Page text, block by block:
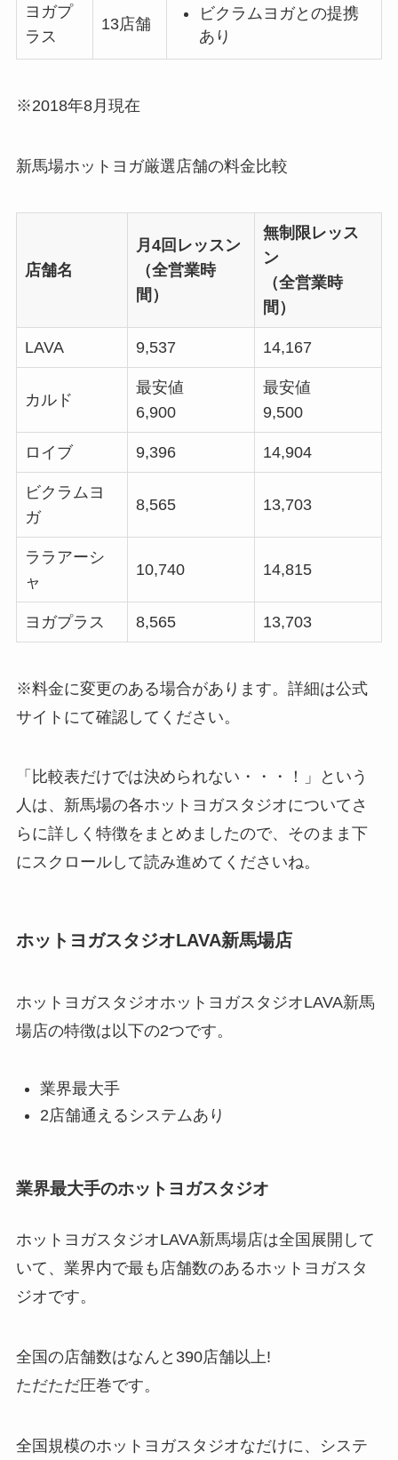
ヨガプ
ラス
13店舗
ビクラムヨガとの提携
あり
※2018年8月現在
新馬場ホットヨガ厳選店舗の料金比較
店舗名
月4回レッスン
（全営業時
間）
無制限レッス
ン
（全営業時
間）
LAVA 9,537 14,167
カルド
最安値
6,900
最安値
9,500
ロイブ 9,396 14,904
ビクラムヨ
ガ
8,565 13,703
ララアーシ
ャ
10,740 14,815
ヨガプラス 8,565 13,703
※料金に変更のある場合があります。詳細は公式
サイトにて確認してください。
「比較表だけでは決められない・・・！」という
人は、新馬場の各ホットヨガスタジオについてさ
らに詳しく特徴をまとめましたので、そのまま下
にスクロールして読み進めてくださいね。
ホットヨガスタジオLAVA新馬場店
ホットヨガスタジオホットヨガスタジオLAVA新馬
場店の特徴は以下の2つです。
業界最大手
2店舗通えるシステムあり
業界最大手のホットヨガスタジオ
ホットヨガスタジオLAVA新馬場店は全国展開して
いて、業界内で最も店舗数のあるホットヨガスタ
ジオです。
全国の店舗数はなんと 390店舗以上!
ただただ圧巻です。
全国規模のホットヨガスタジオなだけに、システ